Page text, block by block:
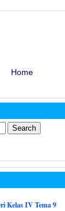
Home
Kelas IV Tema 9